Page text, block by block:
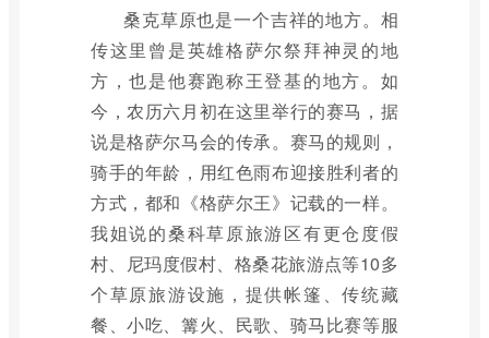
桑克草原也是一个吉祥的地方。相
传这里曾是英雄格萨尔祭拜神灵的地
方，也是他赛跑称王登基的地方。如
今，农历六月初在这里举行的赛马，据
说是格萨尔马会的传承。赛马的规则，
骑手的年龄，用红色雨布迎接胜利者的
方式，都和《格萨尔王》记载的一样。
我姐说的桑科草原旅游区有更仓度假
村、尼玛度假村、格桑花旅游点等10多
个草原旅游设施，提供帐篷、传统藏
餐、小吃、篝火、民歌、骑马比赛等服